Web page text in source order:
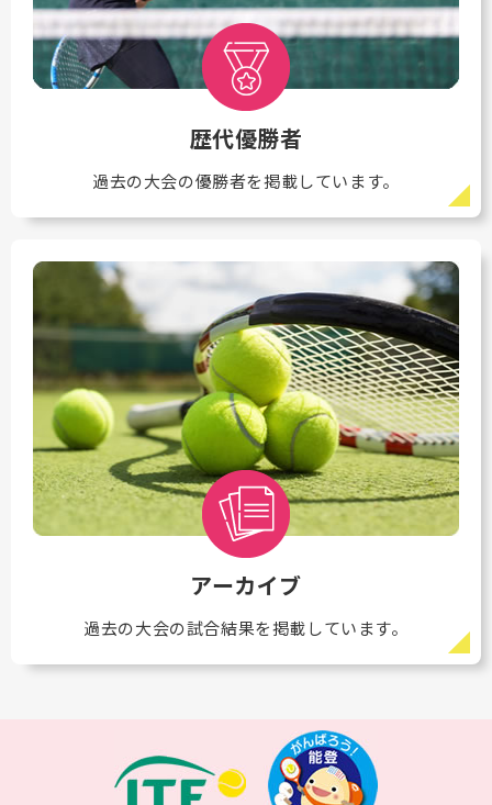
歴代優勝者
過去の大会の優勝者を掲載しています。
アーカイブ
過去の大会の試合結果を掲載しています。